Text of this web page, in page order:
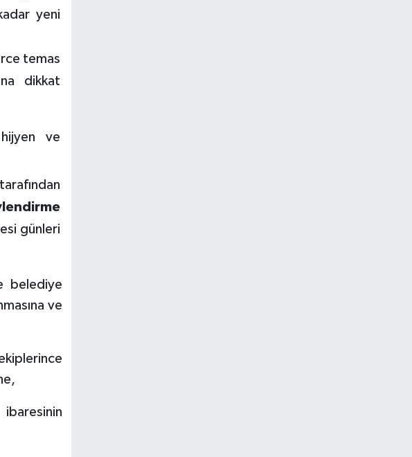
yeni
temas
dikkat
ve
günleri
belediye
ve
ibaresinin